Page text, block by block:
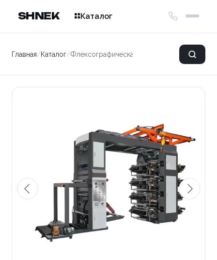
SHNEK Каталог
Главная/Каталог/Флексографическая печатная машина LS